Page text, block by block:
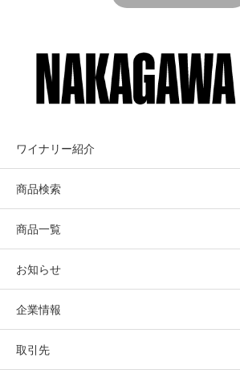
も無く、ジープで丘を越え、森林の中を
と呼んでいたことから命名。
本家ボアズ・ヴューのラベルより更に印
でボア）のラベル」。
ノマ・コースト、フォート・ロス-シーヴ
り、この畑から造られるワインの素晴ら
ド・ワインの今秋・初リリースとなった。
ヴィンテージ情報
冬にたっぷりと雨が降り、涼しい春で開
たい霧が酸をしっかりキープ。
BOARS’ VIEW ボ
ワイナリー名は～マーカッ
ヤードを眺望する～と名付
コースト・トップをターゲ
Boars’ View
ワイナリー紹介
商品検索
商品一覧
お知らせ
企業情報
取引先